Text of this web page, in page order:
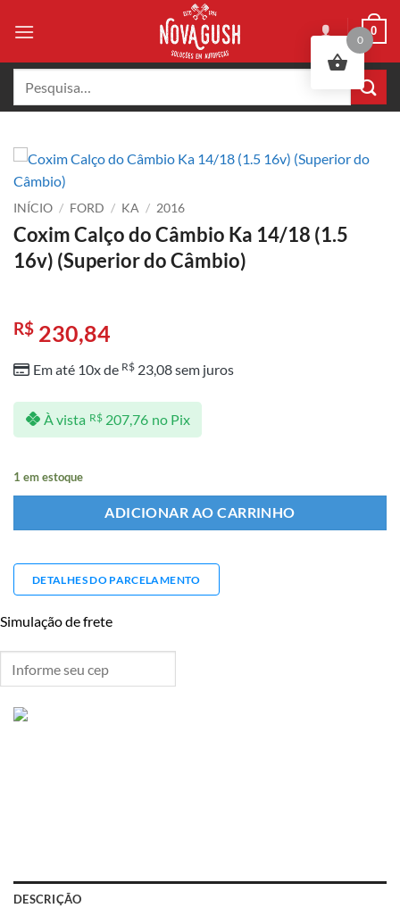
0
INÍCIO / FORD / KA / 2016
Coxim Calço do Câmbio Ka 14/18 (1.5
16v) (Superior do Câmbio)
R$ 230,84
Em até 10x de R$ 23,08sem juros
À vista R$207,76 no Pix
1 em estoque
ADICIONAR AO CARRINHO
DETALHES DO PARCELAMENTO
Simulação de frete
DESCRIÇÃO
0